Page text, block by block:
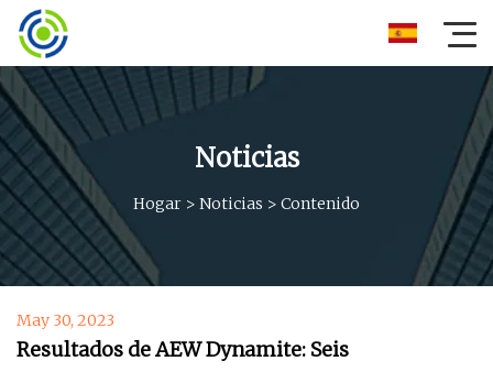
Noticias
Hogar > Noticias > Contenido
May 30, 2023
Resultados de AEW Dynamite: Seis